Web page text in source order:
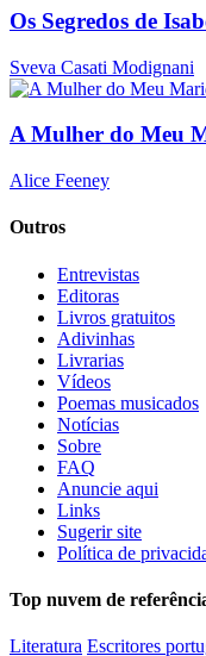
Os Segredos de
Sveva Casati Modignani
A Mulher do Meu
Alice Feeney
Outros
Entrevistas
Editoras
Livros gratuitos
Adivinhas
Livrarias
Vídeos
Poemas musicados
Notícias
Sobre
FAQ
Anuncie aqui
Links
Sugerir site
Política de
Top nuvem de
Literatura Escritores